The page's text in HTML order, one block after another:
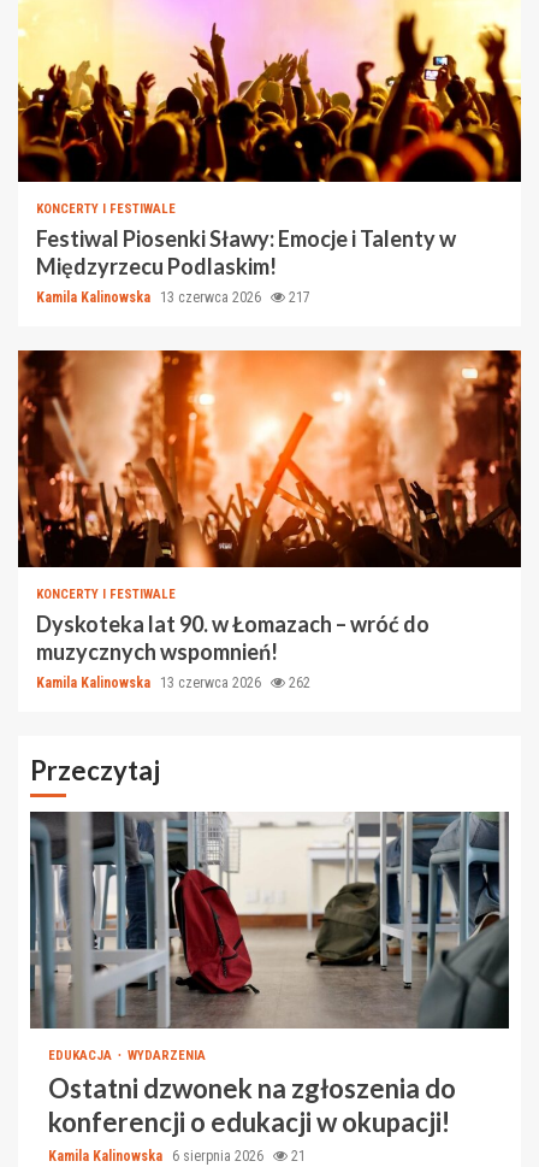
KONCERTY I FESTIWALE
Festiwal Piosenki Sławy: Emocje i Talenty w
Międzyrzecu Podlaskim!
Kamila Kalinowska 13 czerwca 2026 217
KONCERTY I FESTIWALE
Dyskoteka lat 90. w Łomazach – wróć do
muzycznych wspomnień!
Kamila Kalinowska 13 czerwca 2026 262
Przeczytaj
EDUKACJA WYDARZENIA
Ostatni dzwonek na zgłoszenia do
konferencji o edukacji w okupacji!
Kamila Kalinowska 6 sierpnia 2026 21